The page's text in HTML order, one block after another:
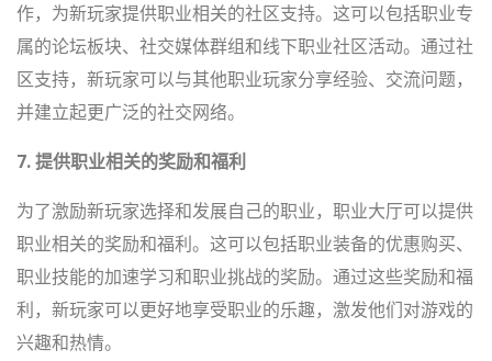
作，为新玩家提供职业相关的社区支持。这可以包括职业专
属的论坛板块、社交媒体群组和线下职业社区活动。通过社
区支持，新玩家可以与其他职业玩家分享经验、交流问题，
并建立起更广泛的社交网络。
7. 提供职业相关的奖励和福利
为了激励新玩家选择和发展自己的职业，职业大厅可以提供
职业相关的奖励和福利。这可以包括职业装备的优惠购买、
职业技能的加速学习和职业挑战的奖励。通过这些奖励和福
利，新玩家可以更好地享受职业的乐趣，激发他们对游戏的
兴趣和热情。